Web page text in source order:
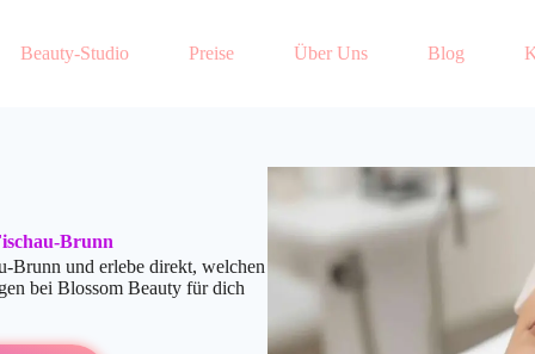
Beauty-Studio Preise Über Uns Blog
Brunn
Brunn und erlebe direkt, welchen
bei Blossom Beauty für dich